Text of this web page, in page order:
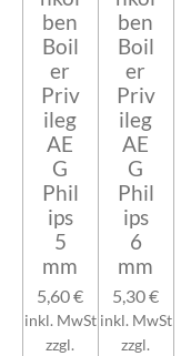
ben
Boil
er
Priv
ileg
AE
G
Phil
ips
5
mm
5,60 €
inkl. MwSt
zzgl.
ben
Boil
er
Priv
ileg
AE
G
Phil
ips
6
mm
5,30 €
inkl. MwSt
zzgl.